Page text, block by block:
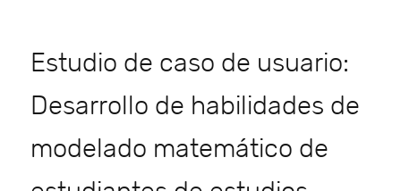
Estudio de caso de usuario:
Desarrollo de habilidades de
modelado matemático de